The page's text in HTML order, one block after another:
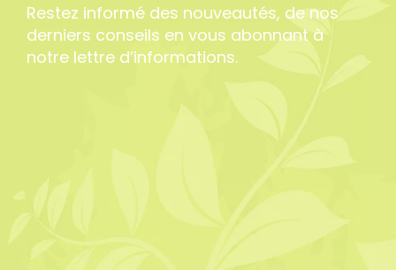
Restez informé des nouveautés, de nos
derniers conseils en vous abonnant à
notre lettre d’informations.